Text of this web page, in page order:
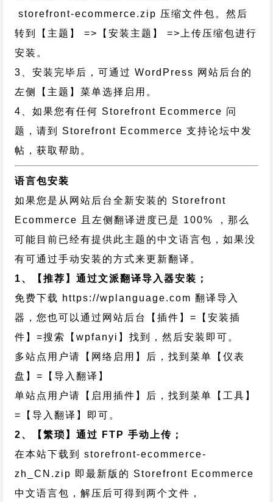
storefront-ecommerce.zip 压缩文件包。然后
转到【主题】 =>【安装主题】 =>上传压缩包进行
安装。
3、安装完毕后，可通过 WordPress 网站后台的
左侧【主题】菜单选择启用。
4、如果您有任何 Storefront Ecommerce 问
题，请到 Storefront Ecommerce 支持论坛中发
帖，获取帮助。
语言包安装
如果您是从网站后台全新安装的 Storefront
Ecommerce 且左侧翻译进度已是 100% ，那么
可能目前已经有提供此主题的中文语言包，如果没
有可通过手动安装的方式来更新翻译。
1、【推荐】通过文派翻译导入器安装；
免费下载 https://wplanguage.com 翻译导入
器，您也可以通过网站后台【插件】=【安装插
件】=搜索【wpfanyi】找到，然后安装即可。
多站点用户请【网络启用】后，找到菜单【仪表
盘】=【导入翻译】
单站点用户请【启用插件】后，找到菜单【工具】
=【导入翻译】即可。
2、【繁琐】通过 FTP 手动上传；
在本站下载到storefront-ecommerce-
zh_CN.zip 即最新版的 Storefront Ecommerce
中文语言包，解压后可得到两个文件，